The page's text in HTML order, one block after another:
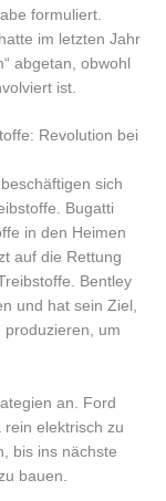
formuliert.
im letzten Jahr
abgetan, obwohl
ist.
Revolution bei
sich
Bugatti
in den Heimen
auf die Rettung
Bentley
und hat sein Ziel,
produzieren, um
an. Ford
elektrisch zu
bis ins nächste
bauen.